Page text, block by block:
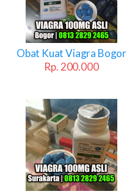
Obat Kuat Viagra Bogor
Rp. 200.000